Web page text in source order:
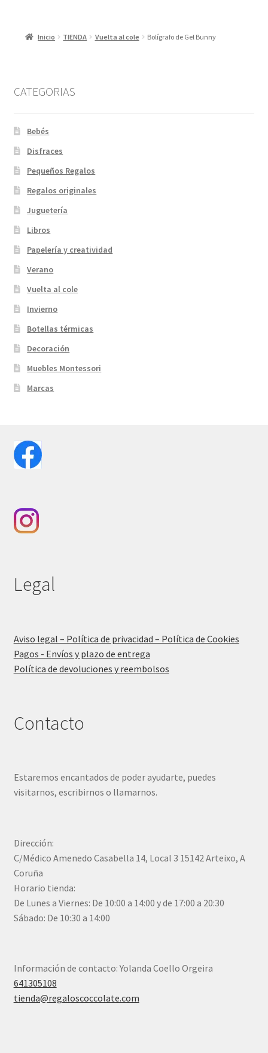
Inicio TIENDA Vuelta al cole Bolígrafo de Gel Bunny
CATEGORIAS
Bebés
Disfraces
Pequeños Regalos
Regalos originales
Juguetería
Libros
Papelería y creatividad
Verano
Vuelta al cole
Invierno
Botellas térmicas
Decoración
Muebles Montessori
Marcas
Legal
Aviso legal – Política de privacidad – Política de Cookies
Pagos - Envíos y plazo de entrega
Política de devoluciones y reembolsos
Contacto
Estaremos encantados de poder ayudarte, puedes
visitarnos, escribirnos o llamarnos.
Dirección:
C/Médico Amenedo Casabella 14, Local 3 15142 Arteixo, A
Coruña
Horario tienda:
De Lunes a Viernes: De 10:00 a 14:00 y de 17:00 a 20:30
Sábado: De 10:30 a 14:00
Información de contacto: Yolanda Coello Orgeira
641305108
tienda@regaloscoccolate.com